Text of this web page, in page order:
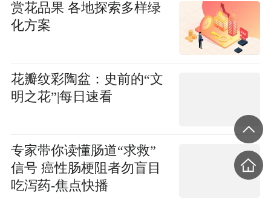
赏花品果 各地探索多样绿
化方案
花瓣纹彩陶盆：史前的“文
明之花”|每日速看
专家带你读懂肠道“求救”
信号 癌性肠梗阻者勿盲目
吃泻药-焦点快播